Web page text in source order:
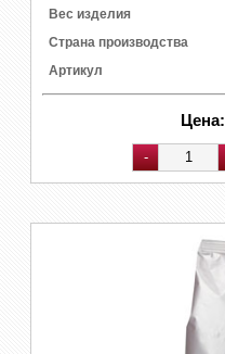
Вес изделия
Страна производства
Артикул
Цена: